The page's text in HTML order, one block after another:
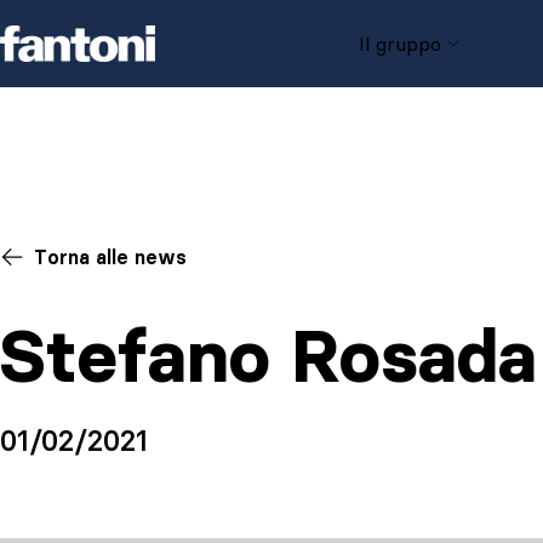
Il gruppo
Torna alle news
Stefano Rosada
01/02/2021